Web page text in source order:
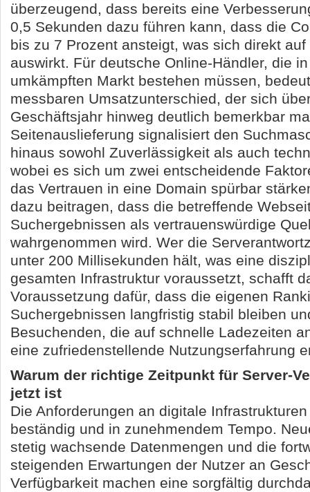
überzeugend, dass bereits eine
0,5 Sekunden dazu führen kann, dass die
bis zu 7 Prozent ansteigt, was sich direkt
auswirkt. Für deutsche Online-Händler, die
umkämpften Markt bestehen müssen,
messbaren Umsatzunterschied, der sich
Geschäftsjahr hinweg deutlich bemerkbar
Seitenauslieferung signalisiert den
hinaus sowohl Zuverlässigkeit als auch
wobei es sich um zwei entscheidende
das Vertrauen in eine Domain spürbar
dazu beitragen, dass die betreffende
Suchergebnissen als vertrauenswürdige
wahrgenommen wird. Wer die
unter 200 Millisekunden hält, was eine
gesamten Infrastruktur voraussetzt, schafft
Voraussetzung dafür, dass die eigenen
Suchergebnissen langfristig stabil bleiben
Besuchenden, die auf schnelle Ladezeiten
eine zufriedenstellende Nutzungserfahrung
Warum der richtige Zeitpunkt für Server-
jetzt ist
Die Anforderungen an digitale
beständig und in zunehmendem Tempo.
stetig wachsende Datenmengen und die
steigenden Erwartungen der Nutzer an
Verfügbarkeit machen eine sorgfältig